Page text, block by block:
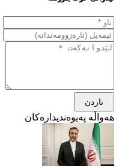
ناردن
هەواڵە پەیوەندیدارەکان